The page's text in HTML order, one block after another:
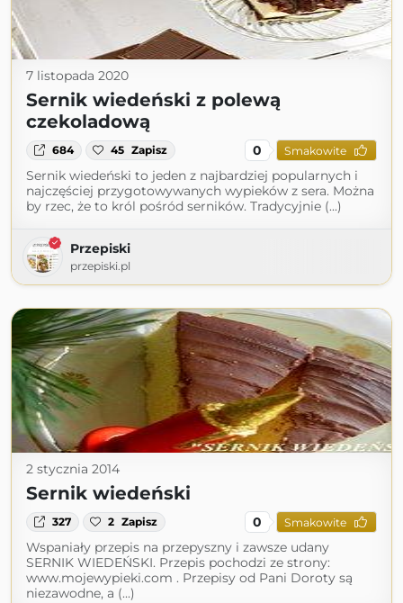
7 listopada 2020
Sernik wiedeński z polewą
czekoladową
684 45 Zapisz 0 Smakowite
Sernik wiedeński to jeden z najbardziej popularnych i
najczęściej przygotowywanych wypieków z sera. Można
by rzec, że to król pośród serników. Tradycyjnie (...)
Przepiski
przepiski.pl
2 stycznia 2014
Sernik wiedeński
327 2 Zapisz 0 Smakowite
Wspaniały przepis na przepyszny i zawsze udany
SERNIK WIEDEŃSKI. Przepis pochodzi ze strony:
www.mojewypieki.com . Przepisy od Pani Doroty są
niezawodne, a (...)